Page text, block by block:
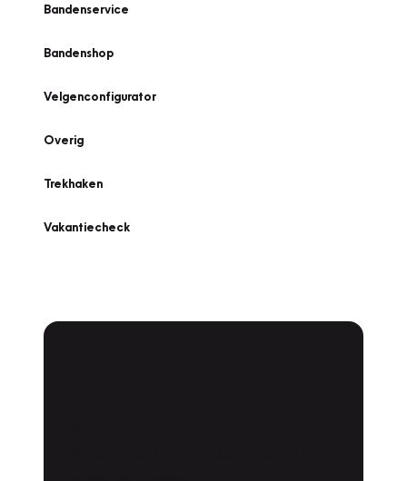
Bandenservice
Bandenshop
Velgenconfigurator
Overig
Trekhaken
Vakantiecheck